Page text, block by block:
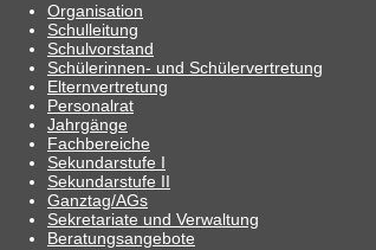
Orga­ni­sa­tion
Schul­lei­tung
Schul­vor­stand
Schü­le­rin­nen- und Schülervertretung
Eltern­ver­tre­tung
Per­so­nal­rat
Jahr­gänge
Fach­be­rei­che
Sekun­dar­stufe I
Sekun­dar­stufe II
Ganztag/​​AGs
Sekre­ta­riate und Verwaltung
Bera­tungs­an­ge­bote